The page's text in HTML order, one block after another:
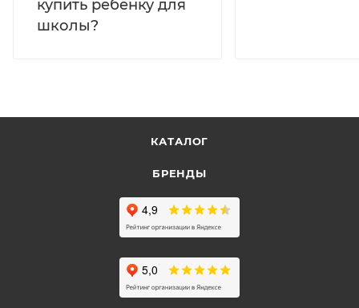
купить ребёнку для
школы?
КАТАЛОГ
БРЕНДЫ